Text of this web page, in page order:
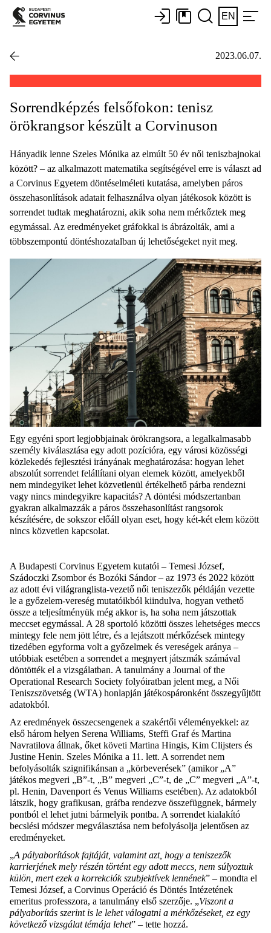
EN
2023.06.07.
Sorrendképzés felsőfokon: tenisz
örökrangsor készült a Corvinuson
Hányadik lenne Szeles Mónika az elmúlt 50 év női teniszbajnokai
között? – az alkalmazott matematika segítségével erre is választ ad
a Corvinus Egyetem döntéselméleti kutatása, amelyben páros
összehasonlítások adatait felhasználva olyan játékosok között is
sorrendet tudtak meghatározni, akik soha nem mérkőztek meg
egymással. Az eredményeket gráfokkal is ábrázolták, ami a
többszempontú döntéshozatalban új lehetőségeket nyit meg.
Egy egyéni sport legjobbjainak örökrangsora, a legalkalmasabb
személy kiválasztása egy adott pozícióra, egy városi közösségi
közlekedés fejlesztési irányának meghatározása: hogyan lehet
abszolút sorrendet felállítani olyan elemek között, amelyekből
nem mindegyiket lehet közvetlenül értékelhető párba rendezni
vagy nincs mindegyikre kapacitás? A döntési módszertanban
gyakran alkalmazzák a páros összehasonlítást rangsorok
készítésére, de sokszor előáll olyan eset, hogy két-két elem között
nincs közvetlen kapcsolat.
A Budapesti Corvinus Egyetem kutatói – Temesi József,
Szádoczki Zsombor és Bozóki Sándor – az 1973 és 2022 között
az adott évi világranglista-vezető női teniszezők példáján vezette
le a győzelem-vereség mutatóikból kiindulva, hogyan vethető
össze a teljesítményük még akkor is, ha soha nem játszottak
meccset egymással. A 28 sportoló közötti összes lehetséges meccs
mintegy fele nem jött létre, és a lejátszott mérkőzések mintegy
tizedében egyforma volt a győzelmek és vereségek aránya –
utóbbiak esetében a sorrendet a megnyert játszmák számával
döntötték el a vizsgálatban. A tanulmány a Journal of the
Operational Research Society folyóiratban jelent meg, a Női
Teniszszövetség (WTA) honlapján játékospáronként összegyűjtött
adatokból.
Az eredmények összecsengenek a szakértői véleményekkel: az
első három helyen Serena Williams, Steffi Graf és Martina
Navratilova állnak, őket követi Martina Hingis, Kim Clijsters és
Justine Henin. Szeles Mónika a 11. lett. A sorrendet nem
befolyásolták szignifikánsan a „körbeverések” (amikor „A”
játékos megveri „B”-t, „B” megveri „C”-t, de „C” megveri „A”-t,
pl. Henin, Davenport és Venus Williams esetében). Az adatokból
látszik, hogy grafikusan, gráfba rendezve összefüggnek, bármely
pontból el lehet jutni bármelyik pontba. A sorrendet kialakító
becslési módszer megválasztása nem befolyásolja jelentősen az
eredményeket.
„A pályaborítások fajtáját, valamint azt, hogy a teniszezők
karrierjének mely részén történt egy adott meccs, nem súlyoztuk
külön, mert ezek a korrekciók szubjektívek lennének” – mondta el
Temesi József, a Corvinus Operáció és Döntés Intézetének
emeritus professzora, a tanulmány első szerzője. „Viszont a
pályaborítás szerint is le lehet válogatni a mérkőzéseket, ez egy
következő vizsgálat témája lehet” – tette hozzá.